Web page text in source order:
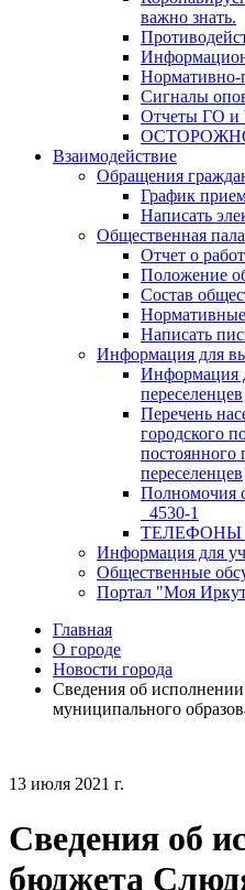
важно знать.
Нормативно-
Сигналы
Отчеты ГО и
Взаимодействие
Обращения
График
Написать
Общественная
Отчет о
Положение
Состав
Написать
Информация для
Информация
переселенцев
Перечень
городского
переселенцев
Полномочия
_4530-1
ТЕЛЕФОНЫ
Информация для
Общественные
Портал "Моя
Главная
О городе
Новости города
Сведения об
муниципального
13 июля 2021 г.
Сведения об
бюджета